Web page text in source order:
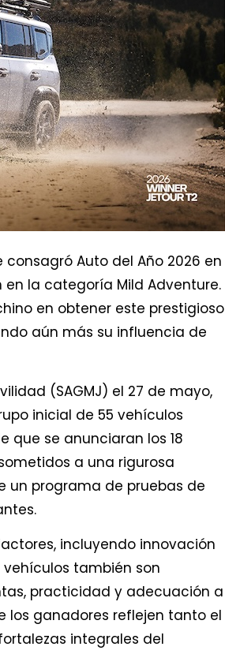
consagró Auto del Año 2026 en
la categoría Mild Adventure.
en obtener este prestigioso
aún más su influencia de
(SAGMJ) el 27 de mayo,
inicial de 55 vehículos
que se anunciaran los 18
a una rigurosa
un programa de pruebas de
incluyendo innovación
también son
practicidad y adecuación a
los ganadores reflejen tanto el
integrales del